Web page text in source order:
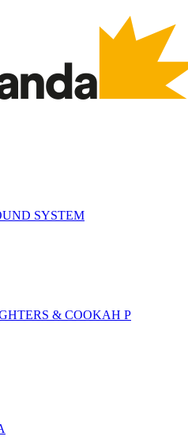
SYSTEM
& COOKAH P